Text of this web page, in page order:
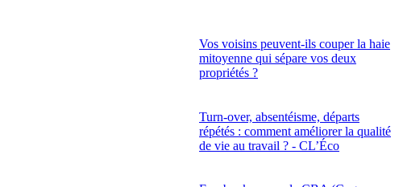
Vos voisins peuvent-ils couper la haie
mitoyenne qui sépare vos deux
propriétés ?
Turn-over, absentéisme, départs
répétés : comment améliorer la qualité
de vie au travail ? - CL’Éco